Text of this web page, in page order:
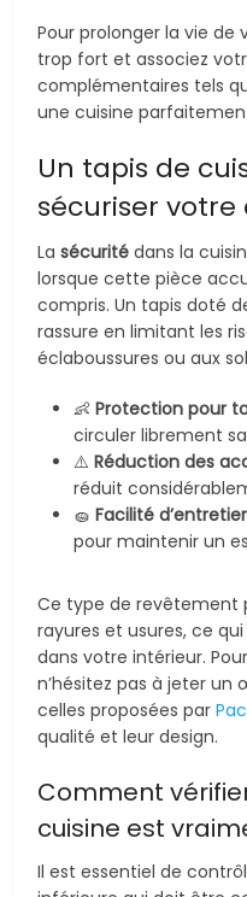
Pour prolonger la vie de
trop fort et associez
complémentaires tels
une cuisine
Un tapis de
sécuriser
Lasécurité dans la
lorsque cette pièce
compris. Un tapis doté
rassure en limitant les
éclaboussures ou aux
👶Protection pour
circuler librement
⚠️Réduction des
réduit
🧽Facilité
pour maintenir un
Ce type de revêtement
rayures et usures, ce
dans votre intérieur.
n’hésitez pas à jeter
celles proposées par
qualité et leur design.
Comment
cuisine est
Il est essentiel de